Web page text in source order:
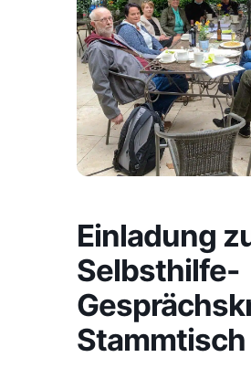
Einladung
Selbsthilfe-
Stammtisch